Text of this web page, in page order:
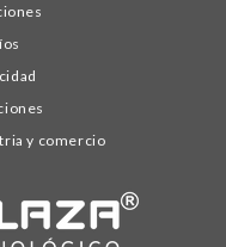
y comercio